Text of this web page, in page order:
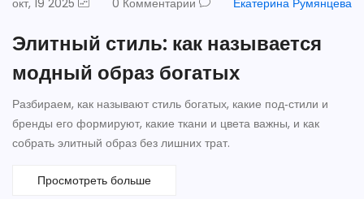
Элитный стиль: как называется
модный образ богатых
Разбираем, как называют стиль богатых, какие под‑стили и
бренды его формируют, какие ткани и цвета важны, и как
собрать элитный образ без лишних трат.
Просмотреть больше